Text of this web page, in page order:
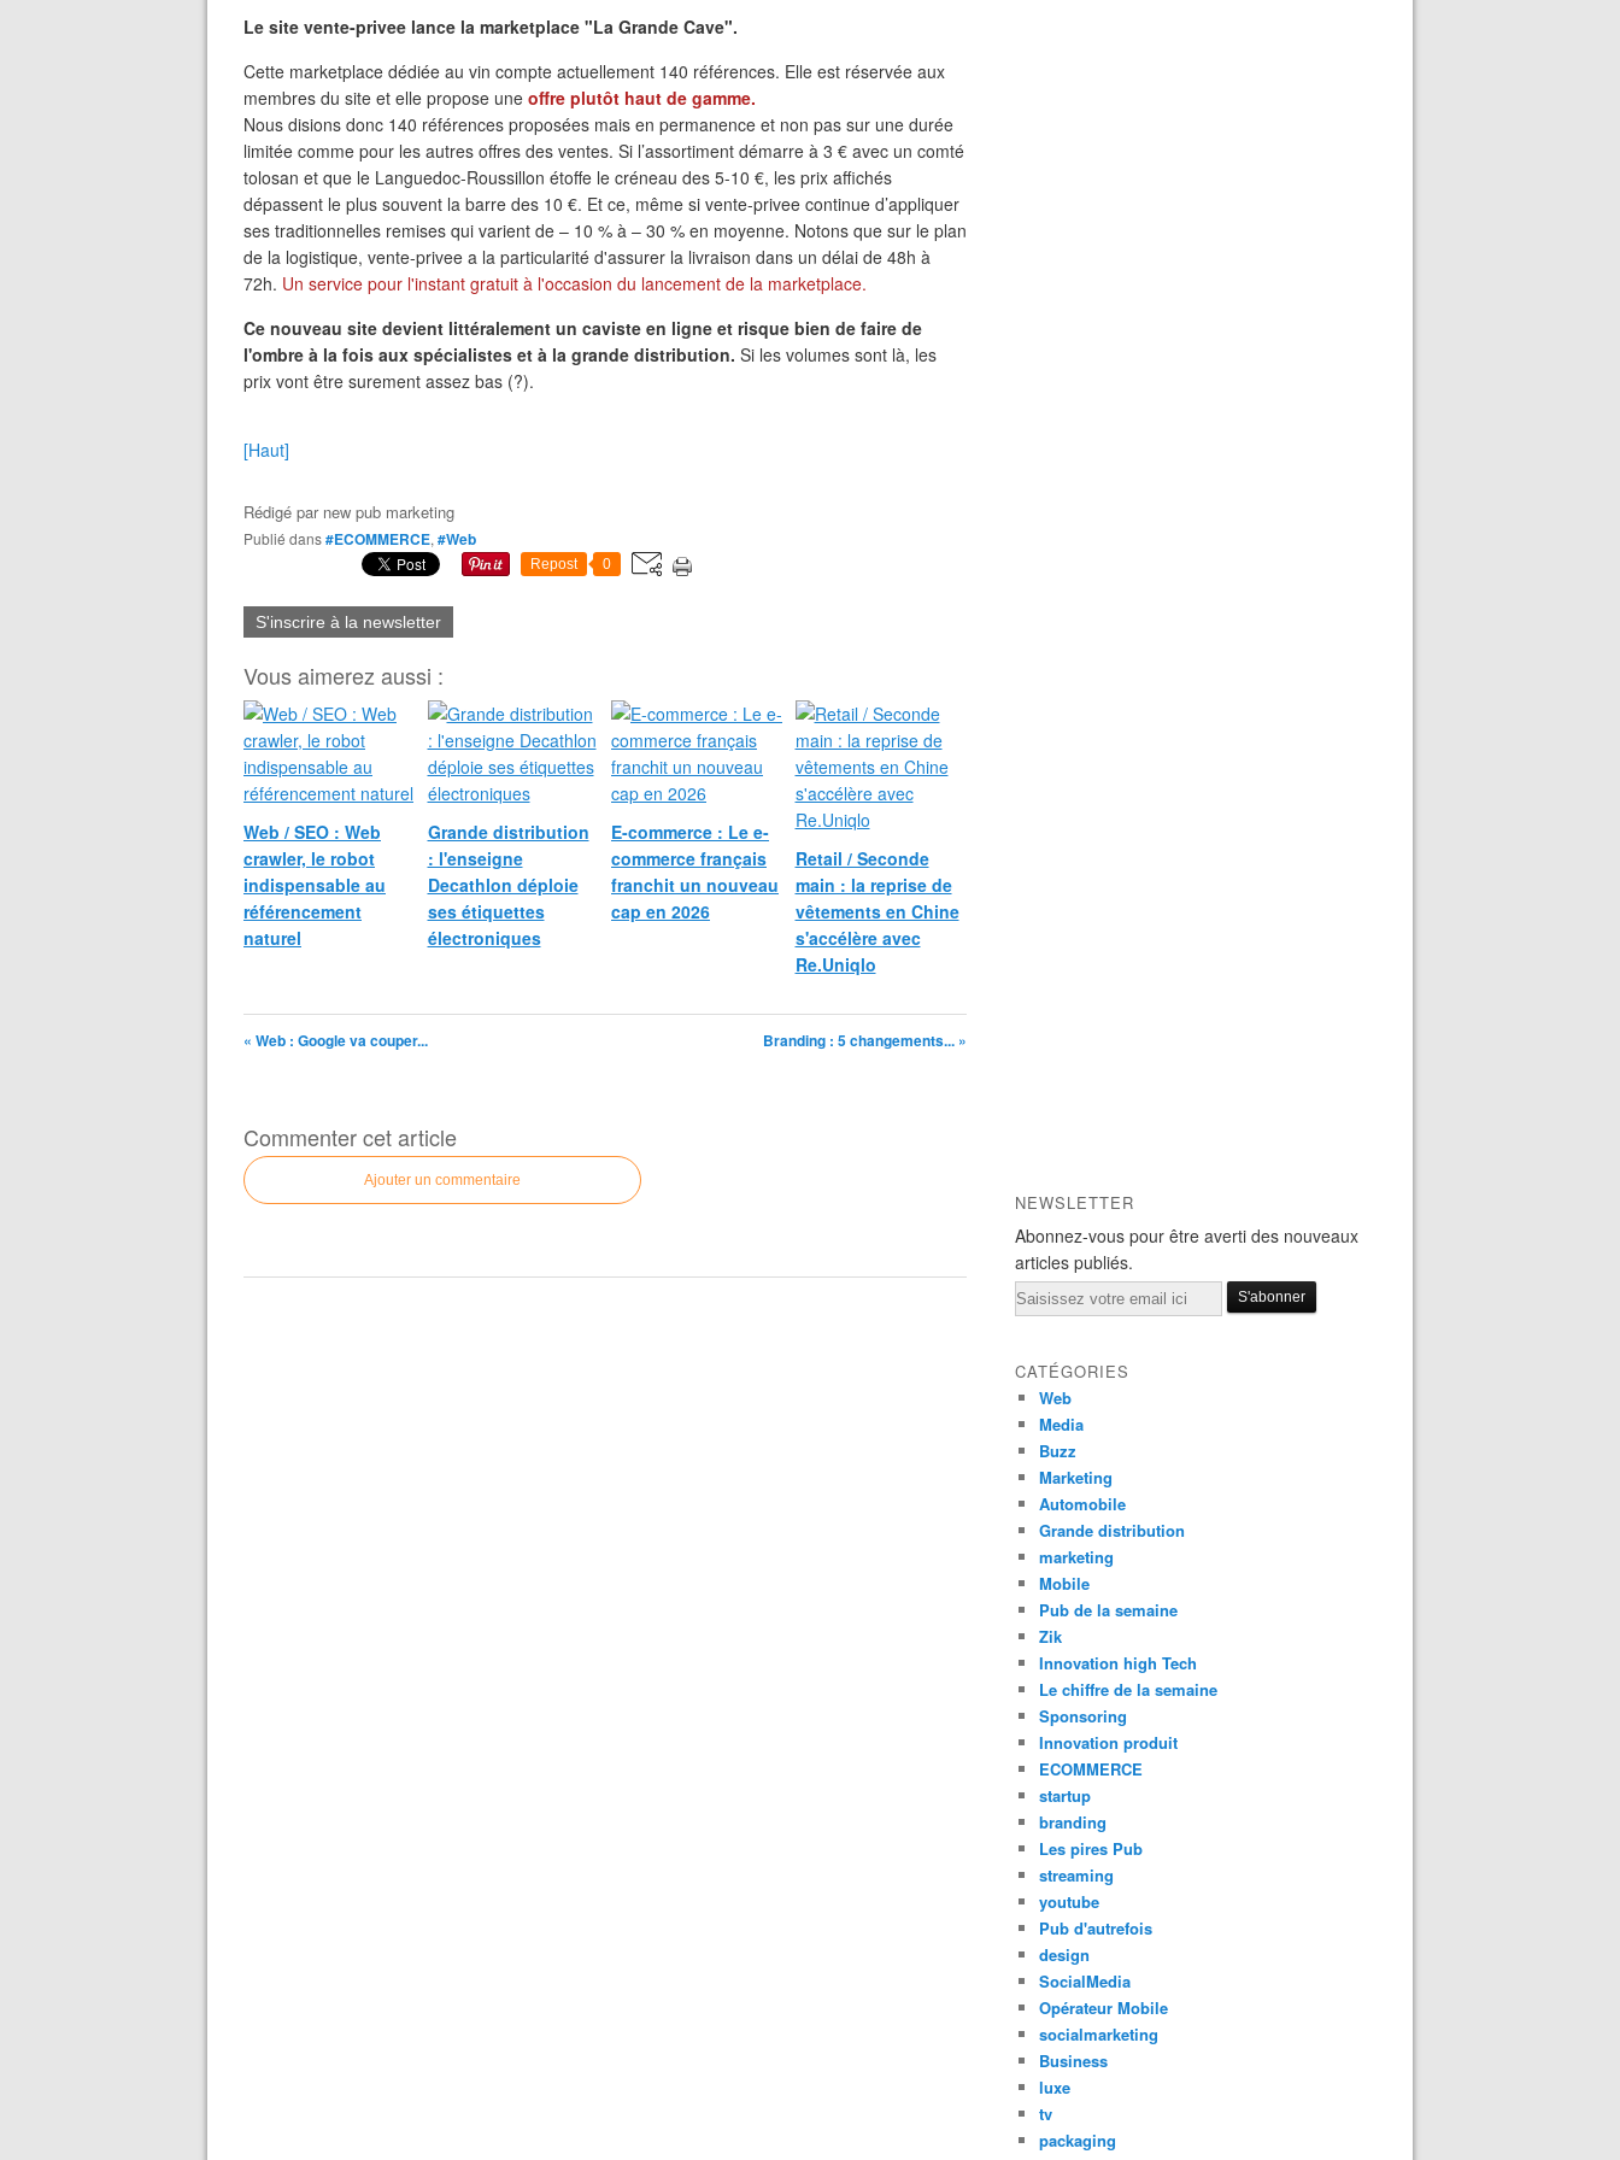
Le site vente-privee lance la marketplace "La Grande Cave".
Cette marketplace dédiée au vin compte actuellement 140 références. Elle est réservée aux
membres du site et elle propose une offre plutôt haut de gamme.
Nous disions donc 140 références proposées mais en permanence et non pas sur une durée
limitée comme pour les autres offres des ventes. Si l’assortiment démarre à 3 € avec un comté
tolosan et que le Languedoc-Roussillon étoffe le créneau des 5-10 €, les prix affichés
dépassent le plus souvent la barre des 10 €. Et ce, même si vente-privee continue d’appliquer
ses traditionnelles remises qui varient de – 10 % à – 30 % en moyenne. Notons que sur le plan
de la logistique, vente-privee a la particularité d'assurer la livraison dans un délai de 48h à
72h. Un service pour l'instant gratuit à l'occasion du lancement de la marketplace.
Ce nouveau site devient littéralement un caviste en ligne et risque bien de faire de
l'ombre à la fois aux spécialistes et à la grande distribution. Si les volumes sont là, les
prix vont être surement assez bas (?).
[Haut]
Rédigé par new pub marketing
Publié dans#ECOMMERCE, #Web
Repost 0
S'inscrire à la newsletter
Vous aimerez aussi :
Web / SEO : Web
crawler, le robot
indispensable au
référencement
naturel
Grande distribution
: l'enseigne
Decathlon déploie
ses étiquettes
électroniques
E-commerce : Le e-
commerce français
franchit un nouveau
cap en 2026
Retail / Seconde
main : la reprise de
vêtements en Chine
s'accélère avec
Re.Uniqlo
« Web : Google va couper... Branding : 5 changements... »
Commenter cet article
Ajouter un commentaire
NEWSLETTER
Abonnez-vous pour être averti des nouveaux
articles publiés.
Email
CATÉGORIES
Web
Media
Buzz
Marketing
Automobile
Grande distribution
marketing
Mobile
Pub de la semaine
Zik
Innovation high Tech
Le chiffre de la semaine
Sponsoring
Innovation produit
ECOMMERCE
startup
branding
Les pires Pub
streaming
youtube
Pub d'autrefois
design
SocialMedia
Opérateur Mobile
socialmarketing
Business
luxe
tv
packaging